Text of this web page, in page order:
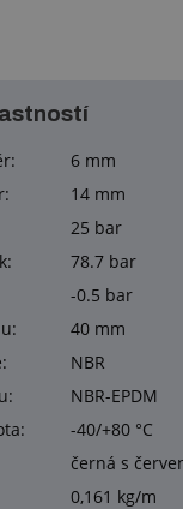
6 mm
14 mm
25 bar
78.7 bar
-0.5 bar
40 mm
NBR
NBR-EPDM
-40/+80 °C
černá s
0,161 kg/m